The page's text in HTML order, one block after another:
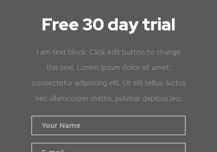
Free 30 day trial
I am text block. Click edit button to change
this text. Lorem ipsum dolor sit amet,
consectetur adipiscing elit. Ut elit tellus, luctus
nec ullamcorper mattis, pulvinar dapibus leo.